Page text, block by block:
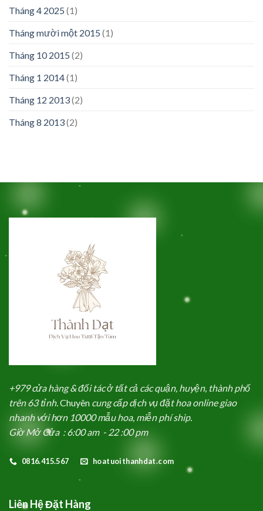
Tháng 4 2025 (1)
Tháng mười một 2015 (1)
Tháng 10 2015 (2)
Tháng 1 2014(1)
Tháng 12 2013(2)
Tháng 8 2013(2)
+979 cửa hàng & đối tác ở tất cả các quận, huyện, thành phố
trên 63 tỉnh.Chuyên cung cấp dịch vụ đặt hoa online giao
nhanh với hơn 10000 mẫu hoa, miễn phí ship.
Giờ Mở Cửa : 6:00 am - 22 :00 pm
0816.415.567 hoatuoithanhdat.com
Liên Hệ Đặt Hàng